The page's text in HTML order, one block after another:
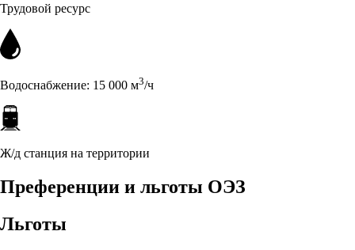
Трудовой ресурс
Водоснабжение: 15 000 м3/ч
Ж/д станция на территории
Преференции и льготы ОЭЗ
Льготы